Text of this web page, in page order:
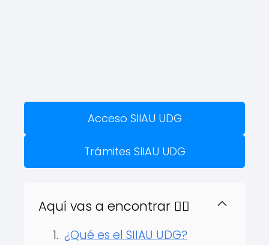
Acceso SIIAU UDG
Trámites SIIAU UDG
Aquí vas a encontrar 👇🏻
¿Qué es el SIIAU UDG?